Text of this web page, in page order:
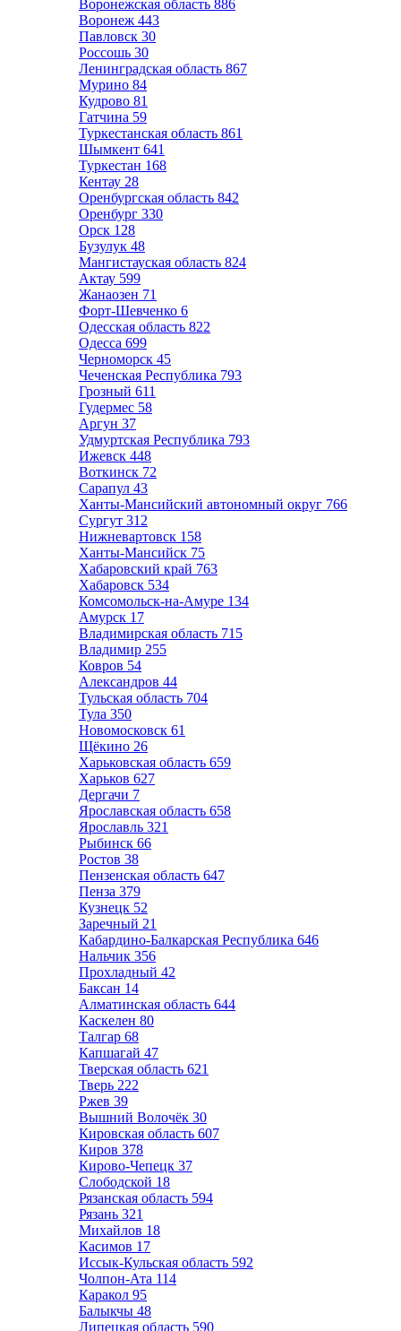
Воронежская область 886
Воронеж 443
Павловск 30
Россошь 30
Ленинградская область 867
Мурино 84
Кудрово 81
Гатчина 59
Туркестанская область 861
Шымкент 641
Туркестан 168
Кентау 28
Оренбургская область 842
Оренбург 330
Орск 128
Бузулук 48
Мангистауская область 824
Актау 599
Жанаозен 71
Форт-Шевченко 6
Одесская область 822
Одесса 699
Черноморск 45
Чеченская Республика 793
Грозный 611
Гудермес 58
Аргун 37
Удмуртская Республика 793
Ижевск 448
Воткинск 72
Сарапул 43
Ханты-Мансийский автономный округ 766
Сургут 312
Нижневартовск 158
Ханты-Мансийск 75
Хабаровский край 763
Хабаровск 534
Комсомольск-на-Амуре 134
Амурск 17
Владимирская область 715
Владимир 255
Ковров 54
Александров 44
Тульская область 704
Тула 350
Новомосковск 61
Щёкино 26
Харьковская область 659
Харьков 627
Дергачи 7
Ярославская область 658
Ярославль 321
Рыбинск 66
Ростов 38
Пензенская область 647
Пенза 379
Кузнецк 52
Заречный 21
Кабардино-Балкарская Республика 646
Нальчик 356
Прохладный 42
Баксан 14
Алматинская область 644
Каскелен 80
Талгар 68
Капшагай 47
Тверская область 621
Тверь 222
Ржев 39
Вышний Волочёк 30
Кировская область 607
Киров 378
Кирово-Чепецк 37
Слободской 18
Рязанская область 594
Рязань 321
Михайлов 18
Касимов 17
Иссык-Кульская область 592
Чолпон-Ата 114
Каракол 95
Балыкчы 48
Липецкая область 590